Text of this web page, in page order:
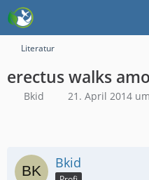
Literatur
erectus walks
Bkid 21. April 2014
Bkid